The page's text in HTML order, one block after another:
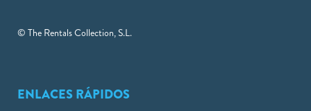
© The Rentals Collection, S.L.
ENLACES RÁPIDOS